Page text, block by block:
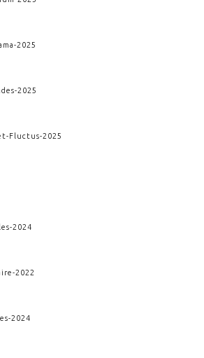
-2025
-2025
-Fluctus-2025
-2024
-2022
-2024